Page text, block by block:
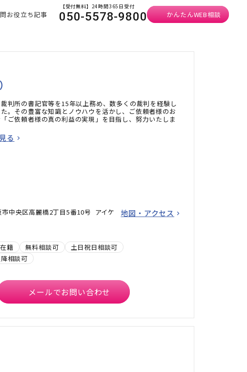
お役立ち記事
【受付無料】24時間365日受付
050-5578-9800 かんたんWEB相談
判所の書記官等を15年以上務め、数多くの裁判を経験し
。その豊富な知識とノウハウを活かし、ご依頼者様のお
ご依頼者様の真の利益の実現」を目指し、努力いたしま
る
中央区高麗橋2丁目5番10号 アイケ
地図・アクセス
籍 無料相談可
土日祝日相談可
相談可
メールでお問い合わせ